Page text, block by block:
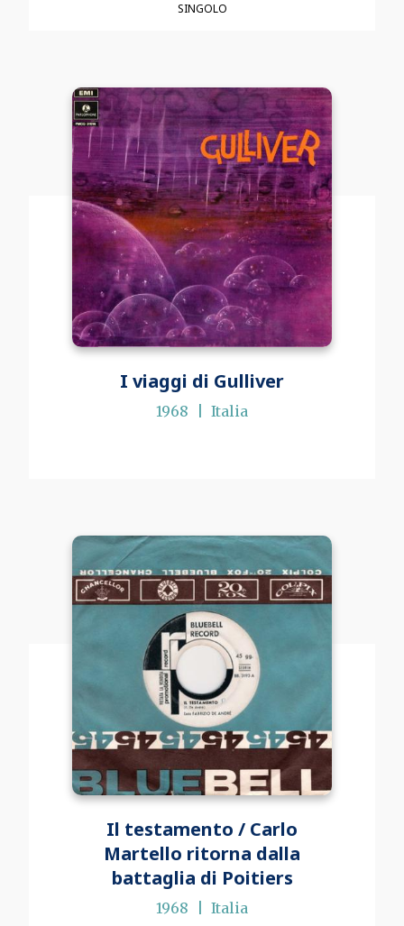
SINGOLO
I viaggi di Gulliver
1968 Italia
Il testamento / Carlo
Martello ritorna dalla
battaglia di Poitiers
1968 Italia